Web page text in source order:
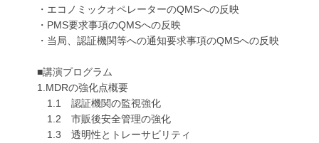
・エコノミックオペレーターのQMSへの反映
・PMS要求事項のQMSへの反映
・当局、認証機関等への通知要求事項のQMSへの反映
■講演プログラム
1.MDRの強化点概要
1.1 認証機関の監視強化
1.2 市販後安全管理の強化
1.3 透明性とトレーサビリティ